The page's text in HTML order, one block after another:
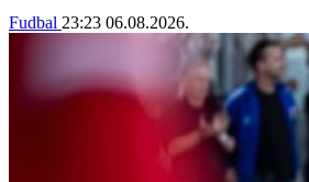
Fudbal 23:23 06.08.2026.